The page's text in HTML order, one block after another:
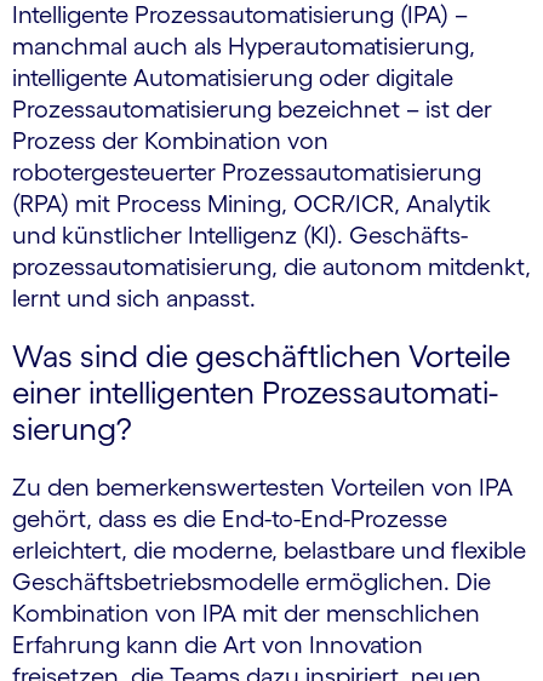
Intelligente Prozessautomatisierung (IPA) –
manchmal auch als Hyperautomatisierung,
intelligente Automatisierung oder digitale
Prozessautomatisierung bezeichnet – ist der
Prozess der Kombination von
robotergesteuerter Prozessautomatisierung
(RPA) mit Process Mining, OCR/ICR, Analytik
und künstlicher Intelligenz (KI). Geschäfts­
prozess­auto­mati­sierung, die autonom mitdenkt,
lernt und sich anpasst.
Was sind die geschäftlichen Vorteile
einer intelligenten Prozess­auto­mati­
sierung?
Zu den bemerkenswertesten Vorteilen von IPA
gehört, dass es die End-to-End-Prozesse
erleichtert, die moderne, belastbare und flexible
Geschäftsbetriebs­modelle ermöglichen. Die
Kombination von IPA mit der menschlichen
Erfahrung kann die Art von Innovation